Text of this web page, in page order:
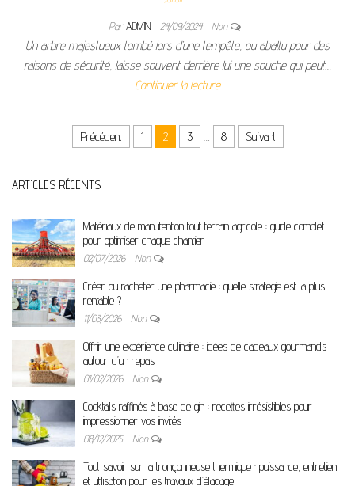
ParADMIN 24/09/2024 Non
Un arbre majestueux tombé lors d’une tempête, ou abattu pour des
raisons de sécurité, laisse souvent derrière lui une souche qui peut…
Continuer la lecture
Pagination des publications
Précédent 1 2 3 … 8 Suivant
ARTICLES RÉCENTS
Matériaux de manutention tout terrain agricole : guide complet
pour optimiser chaque chantier
02/07/2026 Non
Créer ou racheter une pharmacie : quelle stratégie est la plus
rentable ?
11/03/2026 Non
Offrir une expérience culinaire : idées de cadeaux gourmands
autour d’un repas
01/02/2026 Non
Cocktails raffinés à base de gin : recettes irrésistibles pour
impressionner vos invités
08/12/2025 Non
Tout savoir sur la tronçonneuse thermique : puissance, entretien
et utilisation pour les travaux d’élagage